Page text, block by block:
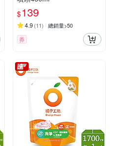
$139
4.9 (11) 總銷量>50
券